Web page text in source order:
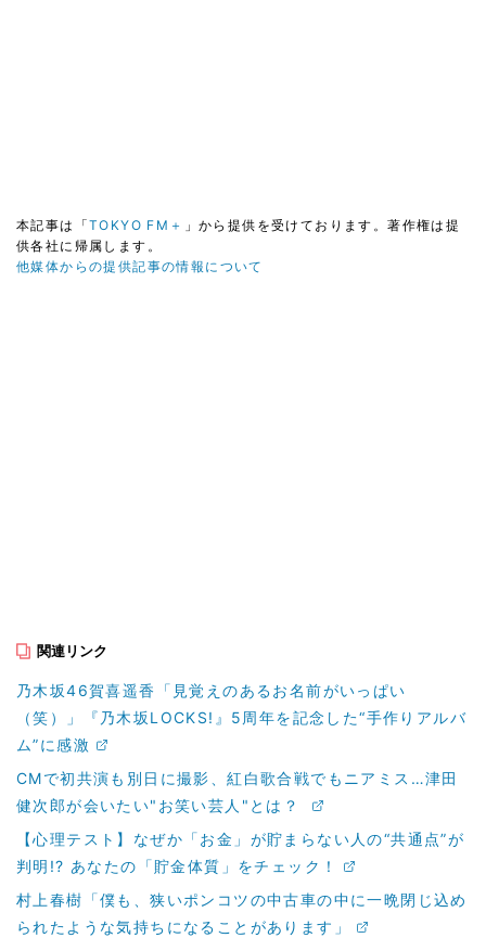
本記事は「TOKYO FM＋ 」から提供を受けております。著作権は提
供各社に帰属します。
他媒体からの提供記事の情報について
関連リンク
乃木坂46賀喜遥香「見覚えのあるお名前がいっぱい
（笑）」『乃木坂LOCKS!』5周年を記念した“手作りアルバ
ム”に感激
CMで初共演も別日に撮影、紅白歌合戦でもニアミス…津田
健次郎が会いたい"お笑い芸人"とは？
【心理テスト】なぜか「お金」が貯まらない人の“共通点”が
判明!? あなたの「貯金体質」をチェック！
村上春樹「僕も、狭いポンコツの中古車の中に一晩閉じ込め
られたような気持ちになることがあります」